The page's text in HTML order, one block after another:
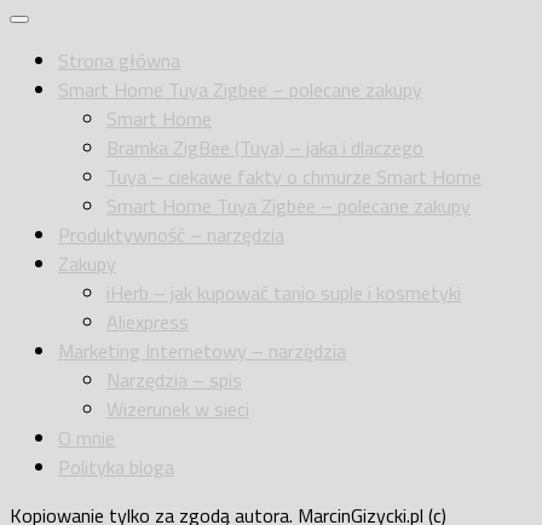
Strona główna
Smart Home Tuya Zigbee – polecane zakupy
Smart Home
Bramka ZigBee (Tuya) – jaka i dlaczego
Tuya – ciekawe fakty o chmurze Smart Home
Smart Home Tuya Zigbee – polecane zakupy
Produktywność – narzędzia
Zakupy
iHerb – jak kupować tanio suple i kosmetyki
Aliexpress
Marketing Internetowy – narzędzia
Narzędzia – spis
Wizerunek w sieci
O mnie
Polityka bloga
Kopiowanie tylko za zgodą autora. MarcinGizycki.pl (c)